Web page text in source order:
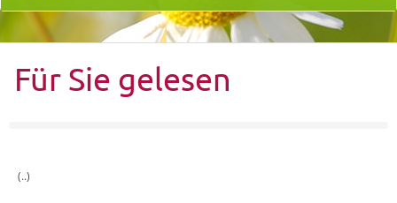
Für Sie gelesen
(..)